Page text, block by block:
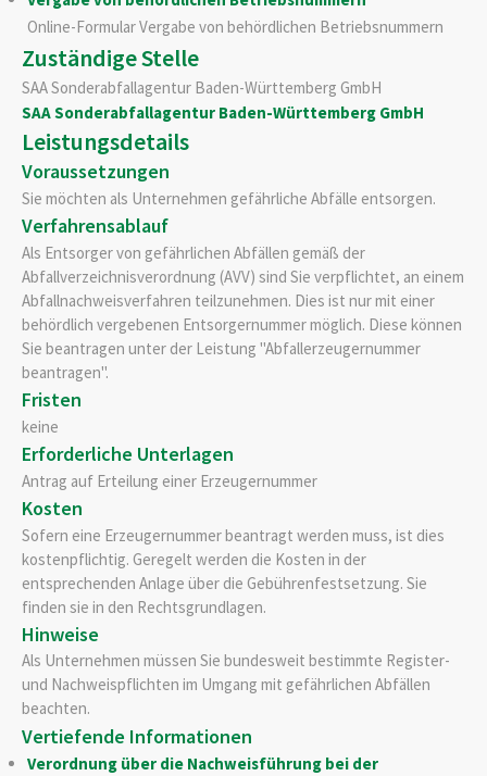
Online-Formular Vergabe von behördlichen Betriebsnummern
Zuständige Stelle
SAA Sonderabfallagentur Baden-Württemberg GmbH
SAA Sonderabfallagentur Baden-Württemberg GmbH
Leistungsdetails
Voraussetzungen
Sie möchten als Unternehmen gefährliche Abfälle entsorgen.
Verfahrensablauf
Als Entsorger von gefährlichen Abfällen gemäß der
Abfallverzeichnisverordnung (AVV) sind Sie verpflichtet, an einem
Abfallnachweisverfahren teilzunehmen. Dies ist nur mit einer
behördlich vergebenen Entsorgernummer möglich. Diese können
Sie beantragen unter der Leistung "Abfallerzeugernummer
beantragen".
Fristen
keine
Erforderliche Unterlagen
Antrag auf Erteilung einer Erzeugernummer
Kosten
Sofern eine Erzeugernummer beantragt werden muss, ist dies
kostenpflichtig. Geregelt werden die Kosten in der
entsprechenden Anlage über die Gebührenfestsetzung. Sie
finden sie in den Rechtsgrundlagen.
Hinweise
Als Unternehmen müssen Sie bundesweit bestimmte Register-
und Nachweispflichten im Umgang mit gefährlichen Abfällen
beachten.
Vertiefende Informationen
Verordnung über die Nachweisführung bei der